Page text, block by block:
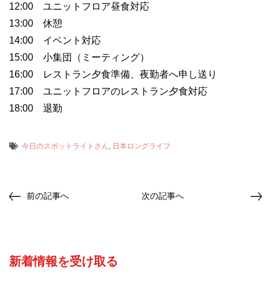
12:00 ユニットフロア昼食対応
13:00 休憩
14:00 イベント対応
15:00 小集団（ミーティング）
16:00 レストラン夕食準備、夜勤者へ申し送り
17:00 ユニットフロアのレストラン夕食対応
18:00 退勤
今日のスポットライトさん, 日本ロングライフ
前の記事へ 次の記事へ
新着情報を受け取る